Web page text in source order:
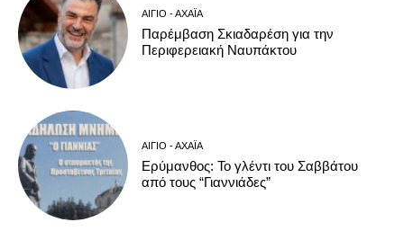
ΑΊΓΙΟ - ΑΧΑΪ́Α
Παρέμβαση Σκιαδαρέση για την
Περιφερειακή Ναυπάκτου
ΑΊΓΙΟ - ΑΧΑΪ́Α
Ερύμανθος: Το γλέντι του Σαββάτου
από τους “Γιαννιάδες”